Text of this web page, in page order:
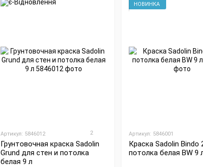
Артикул: 5846012 2
Грунтовочная краска Sadolin
Grund для стен и потолка
белая 9 л
НОВИНКА
Артикул: 5846001
Краска Sadolin Bindo
потолка белая BW 9